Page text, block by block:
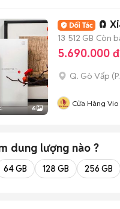
6
🧲
13 512 GB Còn
5.690.000 đ
Q. Gò Vấp (
Cửa Hàng
dung lượng nào ?
64 GB 128 GB 256 GB